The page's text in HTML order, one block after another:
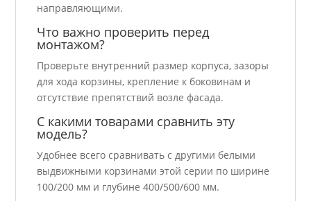
направляющими.
Что важно проверить перед
монтажом?
Проверьте внутренний размер корпуса, зазоры
для хода корзины, крепление к боковинам и
отсутствие препятствий возле фасада.
С какими товарами сравнить эту
модель?
Удобнее всего сравнивать с другими белыми
выдвижными корзинами этой серии по ширине
100/200 мм и глубине 400/500/600 мм.